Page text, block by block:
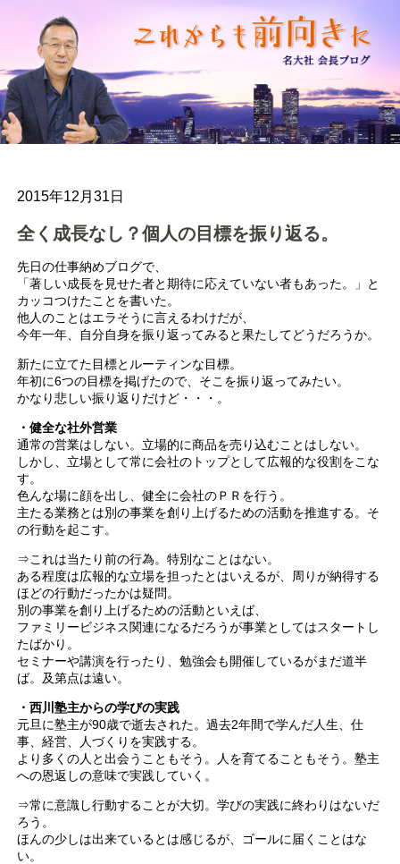
2015年12月31日
全く成長なし？個人の目標を振り返る。
先日の仕事納めブログで、
「著しい成長を見せた者と期待に応えていない者もあった。」と
カッコつけたことを書いた。
他人のことはエラそうに言えるわけだが、
今年一年、自分自身を振り返ってみると果たしてどうだろうか。
新たに立てた目標とルーティンな目標。
年初に6つの目標を掲げたので、そこを振り返ってみたい。
かなり悲しい振り返りだけど・・・。
・健全な社外営業
通常の営業はしない。立場的に商品を売り込むことはしない。
しかし、立場として常に会社のトップとして広報的な役割をこな
す。
色んな場に顔を出し、健全に会社のＰＲを行う。
主たる業務とは別の事業を創り上げるための活動を推進する。そ
の行動を起こす。
⇒これは当たり前の行為。特別なことはない。
ある程度は広報的な立場を担ったとはいえるが、周りが納得する
ほどの行動だったかは疑問。
別の事業を創り上げるための活動といえば、
ファミリービジネス関連になるだろうが事業としてはスタートし
たばかり。
セミナーや講演を行ったり、勉強会も開催しているがまだ道半
ば。及第点は遠い。
・西川塾主からの学びの実践
元旦に塾主が90歳で逝去された。過去2年間で学んだ人生、仕
事、経営、人づくりを実践する。
より多くの人と出会うこともそう。人を育てることもそう。塾主
への恩返しの意味で実践していく。
⇒常に意識し行動することが大切。学びの実践に終わりはないだ
ろう。
ほんの少しは出来ているとは感じるが、ゴールに届くことはな
い。